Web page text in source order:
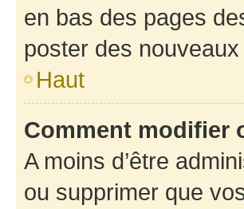
en bas des pages
poster des
Haut
Comment modifier
A moins d’être
ou supprimer que